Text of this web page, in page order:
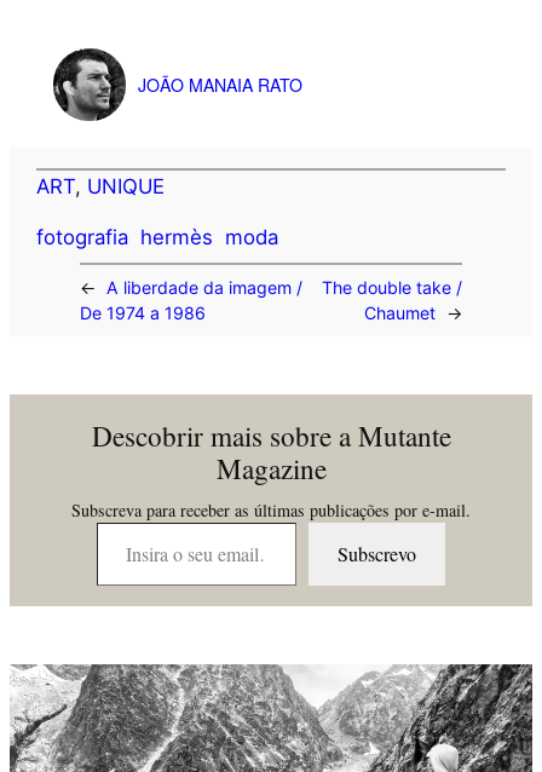
JOÃO MANAIA RATO
ART, UNIQUE
fotografia hermès moda
←
A liberdade da imagem /
De 1974 a 1986
The double take /
Chaumet
→
Descobrir mais sobre a Mutante
Magazine
Subscreva para receber as últimas publicações por e-mail.
Insira o seu email…
Subscrevo